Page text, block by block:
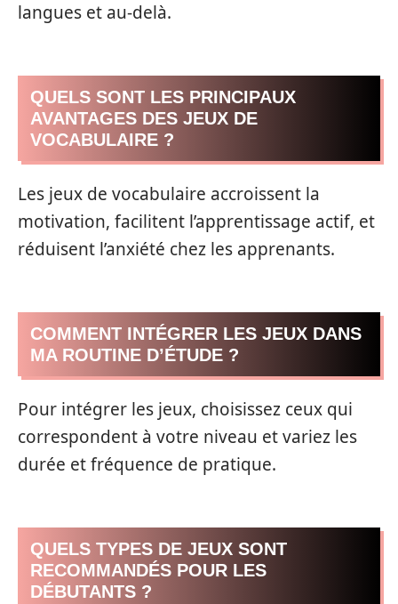
langues et au-delà.
QUELS SONT LES PRINCIPAUX
AVANTAGES DES JEUX DE
VOCABULAIRE ?
Les jeux de vocabulaire accroissent la
motivation, facilitent l’apprentissage actif, et
réduisent l’anxiété chez les apprenants.
COMMENT INTÉGRER LES JEUX DANS
MA ROUTINE D’ÉTUDE ?
Pour intégrer les jeux, choisissez ceux qui
correspondent à votre niveau et variez les
durée et fréquence de pratique.
QUELS TYPES DE JEUX SONT
RECOMMANDÉS POUR LES
DÉBUTANTS ?